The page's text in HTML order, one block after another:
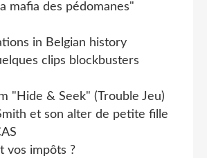
mafia des pédomanes"
in Belgian history
clips blockbusters
"Hide & Seek" (Trouble Jeu)
et son alter de petite fille
vos impôts ?